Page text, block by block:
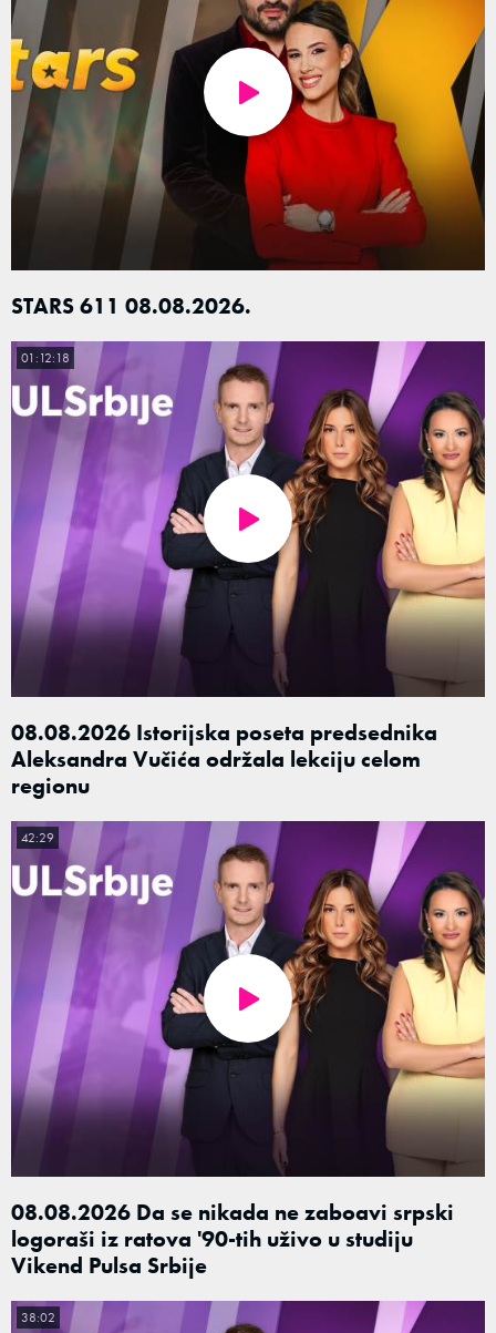
STARS 611 08.08.2026.
08.08.2026 Istorijska poseta predsednika
Aleksandra Vučića održala lekciju celom
regionu
01:12:18
08.08.2026 Da se nikada ne zaboavi srpski
logoraši iz ratova '90-tih uživo u studiju
Vikend Pulsa Srbije
42:29
38:02